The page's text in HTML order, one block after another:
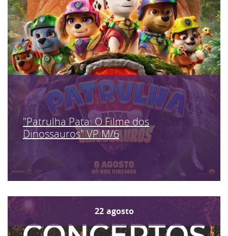
"Patrulha Pata: O Filme dos
Dinossauros" VP M/6
22 agosto